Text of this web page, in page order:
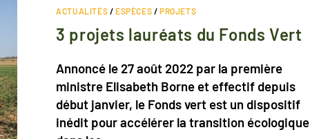
ACTUALITÉS /ESPÈCES /PROJETS
3 projets lauréats du Fonds Vert
Annoncé le 27 août 2022 par la première
ministre Elisabeth Borne et effectif depuis
début janvier, le Fonds vert est un dispositif
inédit pour accélérer la transition écologique